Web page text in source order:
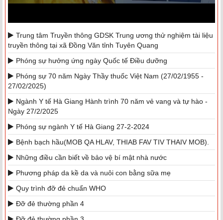
Trung tâm Truyền thông GDSK Trung ương thử nghiệm tài liệu
truyền thông tại xã Đồng Văn tỉnh Tuyên Quang
Phóng sự hưởng ứng ngày Quốc tế Điều dưỡng
Phóng sự 70 năm Ngày Thầy thuốc Việt Nam (27/02/1955 -
27/02/2025)
Ngành Y tế Hà Giang Hành trình 70 năm vẻ vang và tự hào -
Ngày 27/2/2025
Phóng sự ngành Y tế Hà Giang 27-2-2024
Bệnh bạch hầu(MOB QA HLAV, THIAB FAV TIV THAIV MOB).
Những điều cần biết về bảo vệ bí mật nhà nước
Phương pháp da kề da và nuôi con bằng sữa mẹ
Quy trình đỡ đẻ chuẩn WHO
Đỡ đẻ thường phần 4